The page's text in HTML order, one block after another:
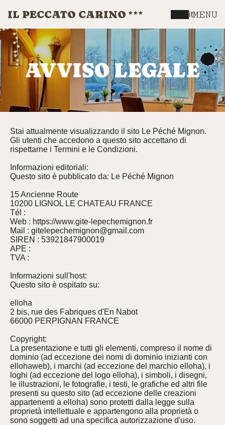
IL PECCATO CARINO itMENU
AVVISO LEGALE
Stai attualmente visualizzando il sito Le Péché Mignon.
Gli utenti che accedono a questo sito accettano di
rispettarne i Termini e le Condizioni.
Informazioni editoriali:
Questo sito è pubblicato da: Le Péché Mignon
15 Ancienne Route
10200 LIGNOL LE CHATEAU FRANCE
Tél :
Web : https://www.gite-lepechemignon.fr
Mail : gitelepechemignon@gmail.com
SIREN : 53921847900019
APE :
TVA :
Informazioni sull'host:
Questo sito è ospitato su:
elloha
2 bis, rue des Fabriques d'En Nabot
66000 PERPIGNAN FRANCE
Copyright:
La presentazione e tutti gli elementi, compreso il nome di
dominio (ad eccezione dei nomi di dominio inizianti con
ellohaweb), i marchi (ad eccezione del marchio elloha), i
loghi (ad eccezione del logo elloha), i simboli, i disegni,
le illustrazioni, le fotografie, i testi, le grafiche ed altri file
presenti su questo sito (ad eccezione delle creazioni
appartenenti a elloha) sono protetti dalla legge sulla
proprietà intellettuale e appartengono alla proprietà o
sono soggetti ad una specifica autorizzazione d'uso.